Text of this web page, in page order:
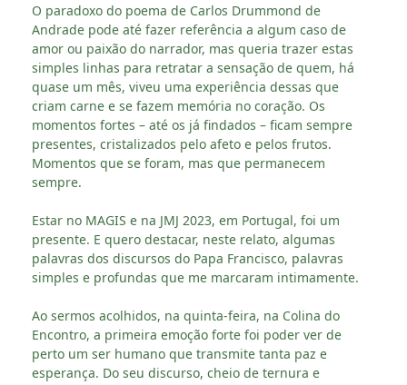
O paradoxo do poema de Carlos Drummond de
Andrade pode até fazer referência a algum caso de
amor ou paixão do narrador, mas queria trazer estas
simples linhas para retratar a sensação de quem, há
quase um mês, viveu uma experiência dessas que
criam carne e se fazem memória no coração. Os
momentos fortes – até os já findados – ficam sempre
presentes, cristalizados pelo afeto e pelos frutos.
Momentos que se foram, mas que permanecem
sempre.
Estar no MAGIS e na JMJ 2023, em Portugal, foi um
presente. E quero destacar, neste relato, algumas
palavras dos discursos do Papa Francisco, palavras
simples e profundas que me marcaram intimamente.
Ao sermos acolhidos, na quinta-feira, na Colina do
Encontro, a primeira emoção forte foi poder ver de
perto um ser humano que transmite tanta paz e
esperança. Do seu discurso, cheio de ternura e